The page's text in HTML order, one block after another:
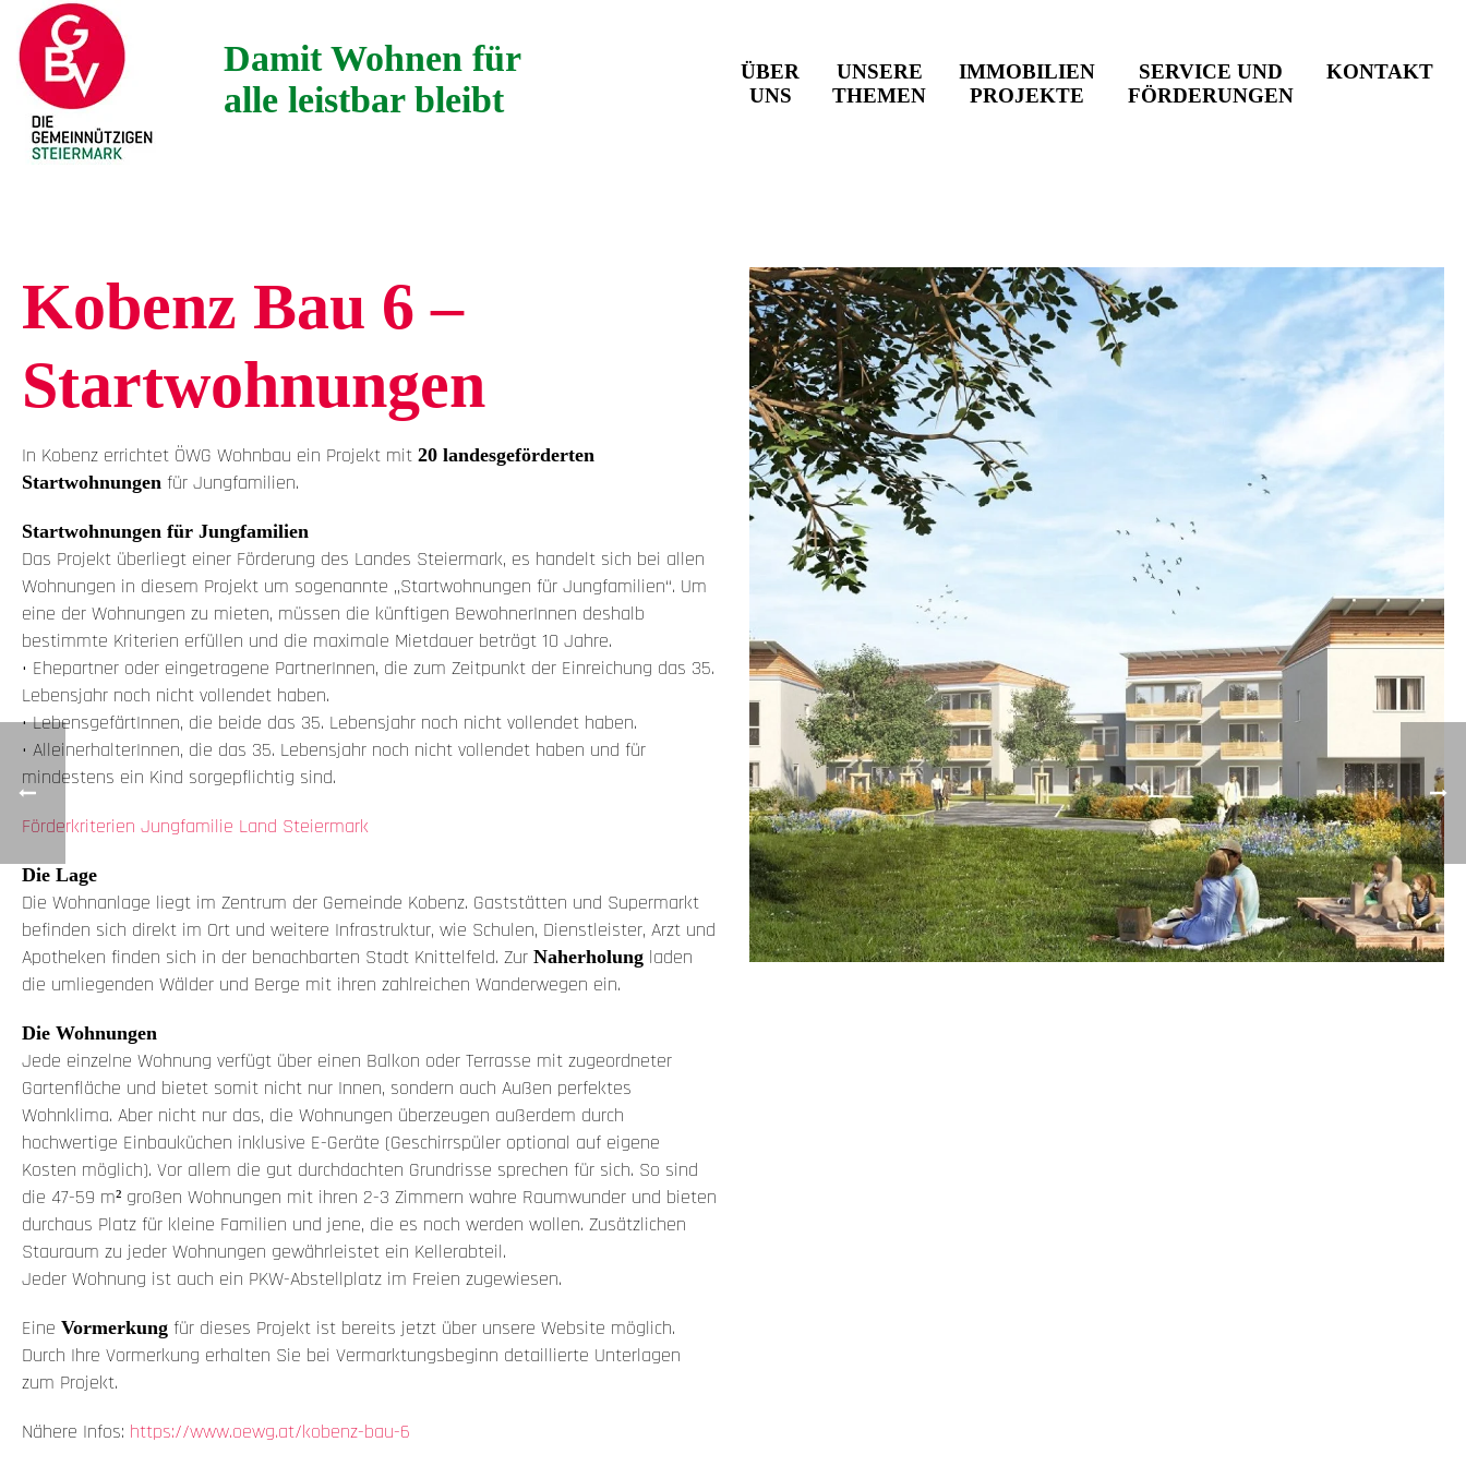
Damit Wohnen für
alle leistbar bleibt
ÜBER
UNS
UNSERE
THEMEN
IMMOBILIEN
PROJEKTE
SERVICE UND
FÖRDERUNGEN
KONTAKT
Kobenz Bau 6 –
Startwohnungen
In Kobenz errichtet ÖWG Wohnbau ein Projekt mit 20 landesgeförderten
Startwohnungen für Jungfamilien.
Startwohnungen für Jungfamilien
Das Projekt überliegt einer Förderung des Landes Steiermark, es handelt sich bei allen
Wohnungen in diesem Projekt um sogenannte „Startwohnungen für Jungfamilien“. Um
eine der Wohnungen zu mieten, müssen die künftigen BewohnerInnen deshalb
bestimmte Kriterien erfüllen und die maximale Mietdauer beträgt 10 Jahre.
• Ehepartner oder eingetragene PartnerInnen, die zum Zeitpunkt der Einreichung das 35.
Lebensjahr noch nicht vollendet haben.
• LebensgefärtInnen, die beide das 35. Lebensjahr noch nicht vollendet haben.
• AlleinerhalterInnen, die das 35. Lebensjahr noch nicht vollendet haben und für
mindestens ein Kind sorgepflichtig sind.
Förderkriterien Jungfamilie Land Steiermark
Die Lage
Die Wohnanlage liegt im Zentrum der Gemeinde Kobenz. Gaststätten und Supermarkt
befinden sich direkt im Ort und weitere Infrastruktur, wie Schulen, Dienstleister, Arzt und
Apotheken finden sich in der benachbarten Stadt Knittelfeld. Zur Naherholung laden
die umliegenden Wälder und Berge mit ihren zahlreichen Wanderwegen ein.
Die Wohnungen
Jede einzelne Wohnung verfügt über einen Balkon oder Terrasse mit zugeordneter
Gartenfläche und bietet somit nicht nur Innen, sondern auch Außen perfektes
Wohnklima. Aber nicht nur das, die Wohnungen überzeugen außerdem durch
hochwertige Einbauküchen inklusive E-Geräte (Geschirrspüler optional auf eigene
Kosten möglich). Vor allem die gut durchdachten Grundrisse sprechen für sich. So sind
die 47-59 m² großen Wohnungen mit ihren 2-3 Zimmern wahre Raumwunder und bieten
durchaus Platz für kleine Familien und jene, die es noch werden wollen. Zusätzlichen
Stauraum zu jeder Wohnungen gewährleistet ein Kellerabteil.
Jeder Wohnung ist auch ein PKW-Abstellplatz im Freien zugewiesen.
Eine Vormerkung für dieses Projekt ist bereits jetzt über unsere Website möglich.
Durch Ihre Vormerkung erhalten Sie bei Vermarktungsbeginn detaillierte Unterlagen
zum Projekt.
Nähere Infos: https://www.oewg.at/kobenz-bau-6